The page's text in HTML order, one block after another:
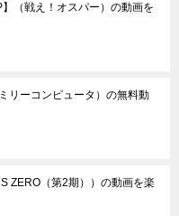
】（戦え！オスパー）の動画を
リーコンピュータ）の無料動
ZERO（第2期））の動画を楽